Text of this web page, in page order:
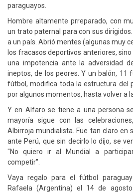
paraguayos.
Hombre altamente prreparado, con
un trato paternal para con sus
a un país. Abrió mentes (algunas muy
los fracasos deportivos anteriores,
una impotencia ante la adversidad
ineptos, de los peores. Y un balón, 11
fútbol, modifica toda la estructura del
por algunos momentos, hasta volver a
Y en Alfaro se tiene a una persona
mayoría sigue con las
Albirroja mundialista. Fue tan claro en
ante Perú, que sin decirlo lo dijo, se
"No quiero ir al Mundial a
competir".
Vaya regalo para el fútbol
Rafaela (Argentina) el 14 de